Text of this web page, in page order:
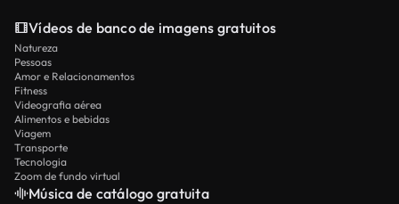
Vídeos de banco de imagens gratuitos
Natureza
Pessoas
Amor e Relacionamentos
Fitness
Videografia aérea
Alimentos e bebidas
Viagem
Transporte
Tecnologia
Zoom de fundo virtual
Música de catálogo gratuita